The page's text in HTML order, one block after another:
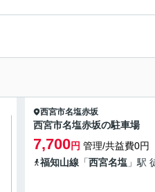
西宮市名塩赤坂
西宮市名塩赤坂の駐車場
7,700円 管理/共益費0円
福知山線 「西宮名塩 」駅